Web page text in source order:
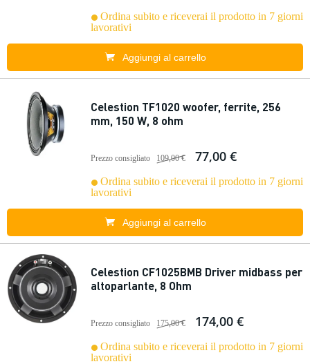
Ordina subito e riceverai il prodotto in 7 giorni
lavorativi
Aggiungi al carrello
Celestion TF1020 woofer, ferrite, 256
mm, 150 W, 8 ohm
Prezzo consigliato 109,00 € 77,00 €
Ordina subito e riceverai il prodotto in 7 giorni
lavorativi
Aggiungi al carrello
Celestion CF1025BMB Driver midbass per
altoparlante, 8 Ohm
Prezzo consigliato 175,00 € 174,00 €
Ordina subito e riceverai il prodotto in 7 giorni
lavorativi